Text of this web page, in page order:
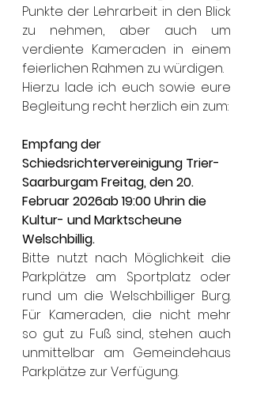
Punkte der Lehrarbeit in den Blick
zu nehmen, aber auch um
verdiente Kameraden in einem
feierlichen Rahmen zu würdigen.
Hierzu lade ich euch sowie eure
Begleitung recht herzlich ein zum:
Empfang der
Schiedsrichtervereinigung Trier-
Saarburgam Freitag, den 20.
Februar 2026ab 19:00 Uhrin die
Kultur- und Marktscheune
Welschbillig.
Bitte nutzt nach Möglichkeit die
Parkplätze am Sportplatz oder
rund um die Welschbilliger Burg.
Für Kameraden, die nicht mehr
so gut zu Fuß sind, stehen auch
unmittelbar am Gemeindehaus
Parkplätze zur Verfügung.